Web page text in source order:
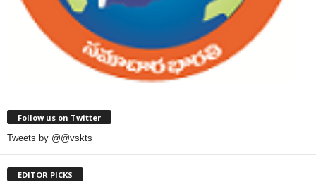
Follow us on Twitter
Tweets by @@vskts
EDITOR PICKS